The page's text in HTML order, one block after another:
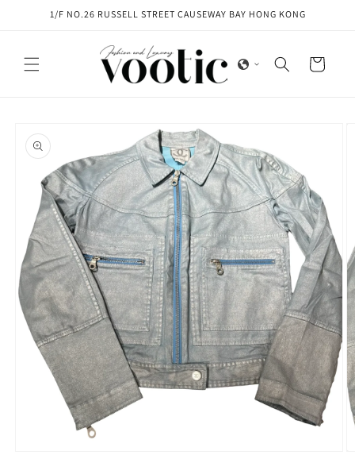
Skip to1/F NO.26 RUSSELL STREET CAUSEWAY BAY HONG KONG
Cart
product
information